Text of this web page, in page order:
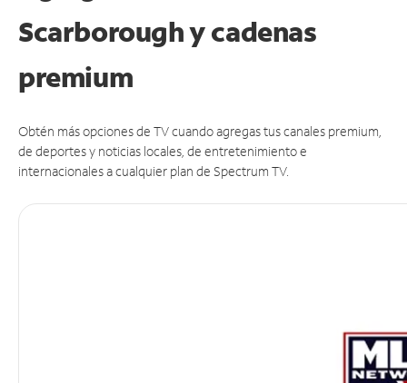
Scarborough y cadenas
premium
Obtén más opciones de TV cuando agregas tus canales premium,
de deportes y noticias locales, de entretenimiento e
internacionales a cualquier plan de Spectrum TV.